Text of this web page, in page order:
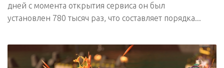
дней с момента открытия сервиса он был
установлен 780 тысяч раз, что составляет порядка...